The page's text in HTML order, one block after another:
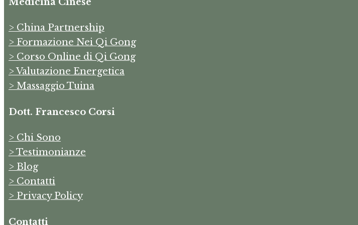
> China Partnership
> Formazione Nei Qi Gong
> Corso Online di Qi Gong
> Valutazione Energetica
> Massaggio Tuina
Dott. Francesco Corsi
> Chi Sono
> Testimonianze
> Blog
> Contatti
> Privacy Policy
Contatti